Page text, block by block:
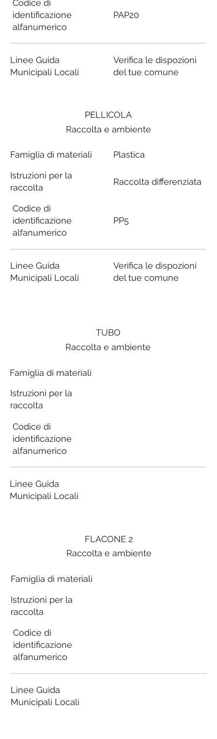
PELLICOLA
Raccolta e ambiente
Famiglia di materiali
Istruzioni per la
raccolta
Codice di
identificazione
alfanumerico
Linee Guida
Municipali Locali
Plastica
Raccolta differenziata
PP5
Verifica le dispozioni
del tue comune
FLACONE 2
Raccolta e ambiente
Famiglia di materiali
Istruzioni per la
raccolta
Codice di
identificazione
alfanumerico
Linee Guida
Municipali Locali
Codice di
identificazione
alfanumerico
Linee Guida
Municipali Locali
PAP20
Verifica le dispozioni
del tue comune
TUBO
Raccolta e ambiente
Famiglia di materiali
Istruzioni per la
raccolta
Codice di
identificazione
alfanumerico
Linee Guida
Municipali Locali